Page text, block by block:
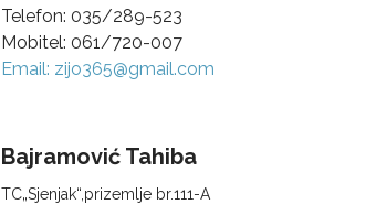
Telefon: 035/289-523
Mobitel: 061/720-007
Email: zijo365@gmail.com
Bajramović Tahiba
TC„Sjenjak“,prizemlje br.111-A